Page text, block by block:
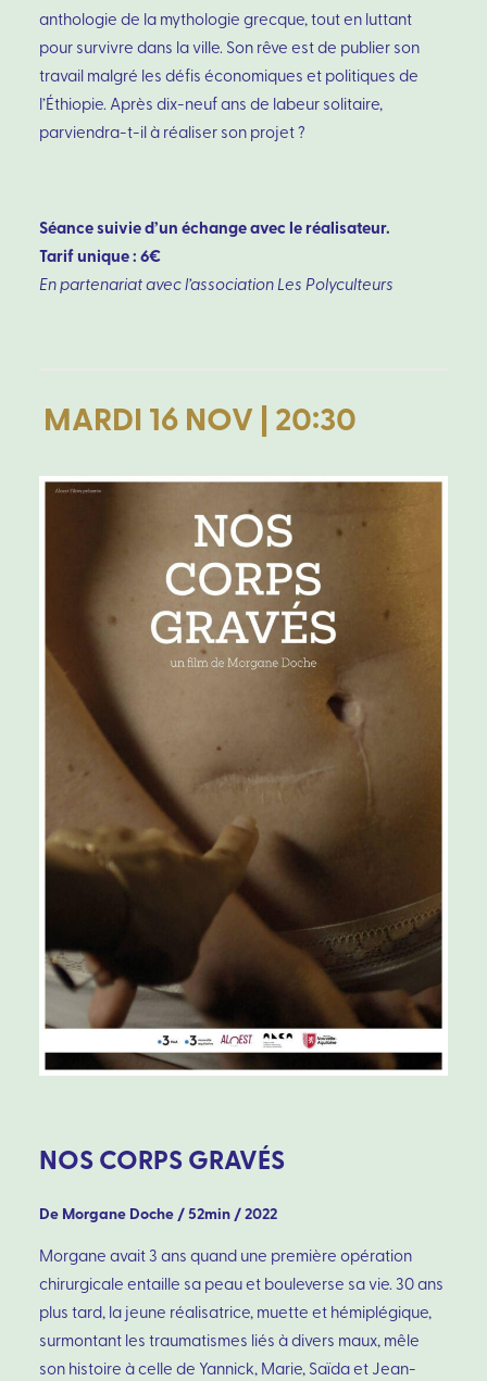
anthologie de la mythologie grecque, tout en luttant
pour survivre dans la ville. Son rêve est de publier son
travail malgré les défis économiques et politiques de
l’Éthiopie. Après dix-neuf ans de labeur solitaire,
parviendra-t-il à réaliser son projet ?
Séance suivie d’un échange avec le réalisateur.
Tarif unique : 6€
En partenariat avec l’association Les Polyculteurs
MARDI 16 NOV | 20:30
NOS CORPS GRAVÉS
De Morgane Doche / 52min / 2022
Morgane avait 3 ans quand une première opération
chirurgicale entaille sa peau et bouleverse sa vie. 30 ans
plus tard, la jeune réalisatrice, muette et hémiplégique,
surmontant les traumatismes liés à divers maux, mêle
son histoire à celle de Yannick, Marie, Saïda et Jean-